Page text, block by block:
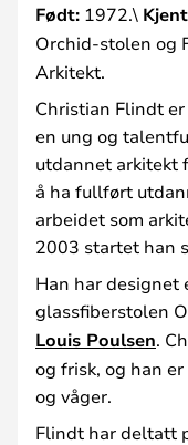
Født: 1972.\
Orchid-stolen og
Arkitekt.
Christian Flindt
en ung og
utdannet arkitekt
å ha fullført
arbeidet som
2003 startet han
Han har designet
glassfiberstolen
Louis Poulsen.
og frisk, og han
og våger.
Flindt har deltatt